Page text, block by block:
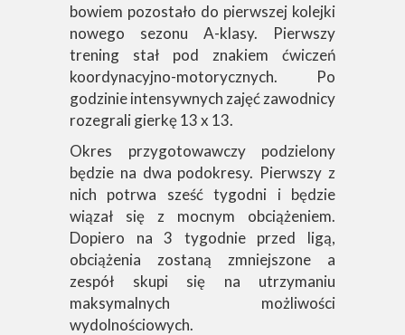
bowiem pozostało do pierwszej kolejki
nowego sezonu A-klasy. Pierwszy
trening stał pod znakiem ćwiczeń
koordynacyjno-motorycznych. Po
godzinie intensywnych zajęć zawodnicy
rozegrali gierkę 13 x 13.
Okres przygotowawczy podzielony
będzie na dwa podokresy. Pierwszy z
nich potrwa sześć tygodni i będzie
wiązał się z mocnym obciążeniem.
Dopiero na 3 tygodnie przed ligą,
obciążenia zostaną zmniejszone a
zespół skupi się na utrzymaniu
maksymalnych możliwości
wydolnościowych.